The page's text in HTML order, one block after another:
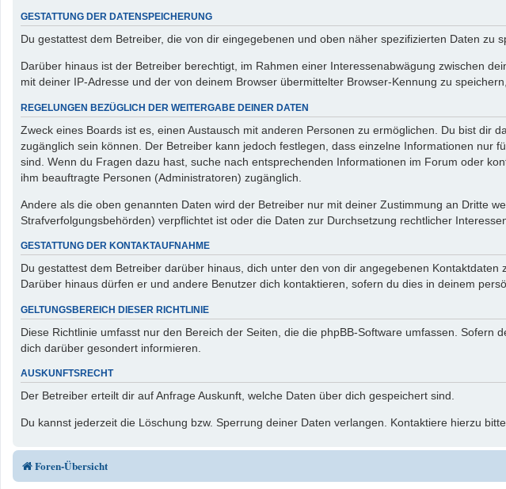
GESTATTUNG DER DATENSPEICHERUNG
Du gestattest dem Betreiber, die von dir eingegebenen und oben näher spezifizierten Daten zu
Darüber hinaus ist der Betreiber berechtigt, im Rahmen einer Interessenabwägung zwischen
mit deiner IP-Adresse und der von deinem Browser übermittelter Browser-Kennung zu
REGELUNGEN BEZÜGLICH DER WEITERGABE DEINER DATEN
Zweck eines Boards ist es, einen Austausch mit anderen Personen zu ermöglichen. Du bist dir
zugänglich sein können. Der Betreiber kann jedoch festlegen, dass einzelne Informationen nur
sind. Wenn du Fragen dazu hast, suche nach entsprechenden Informationen im Forum oder
ihm beauftragte Personen (Administratoren) zugänglich.
Andere als die oben genannten Daten wird der Betreiber nur mit deiner Zustimmung an Dritte
Strafverfolgungsbehörden) verpflichtet ist oder die Daten zur Durchsetzung rechtlicher
GESTATTUNG DER KONTAKTAUFNAHME
Du gestattest dem Betreiber darüber hinaus, dich unter den von dir angegebenen
Darüber hinaus dürfen er und andere Benutzer dich kontaktieren, sofern du dies in deinem
GELTUNGSBEREICH DIESER RICHTLINIE
Diese Richtlinie umfasst nur den Bereich der Seiten, die die phpBB-Software umfassen.
dich darüber gesondert informieren.
AUSKUNFTSRECHT
Der Betreiber erteilt dir auf Anfrage Auskunft, welche Daten über dich gespeichert sind.
Du kannst jederzeit die Löschung bzw. Sperrung deiner Daten verlangen. Kontaktiere hierzu
Foren-Übersicht